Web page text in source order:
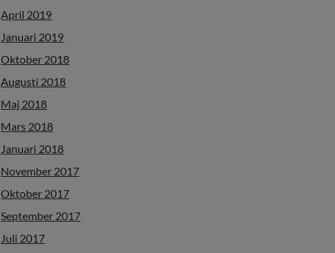
April 2019
Januari 2019
Oktober 2018
Augusti 2018
Maj 2018
Mars 2018
Januari 2018
November 2017
Oktober 2017
September 2017
Juli 2017